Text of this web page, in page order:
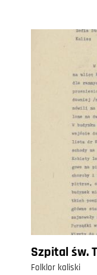
Szpital św.
Folklor kaliski